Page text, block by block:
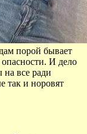
порой бывает
опасности. И дело
на все ради
так и норовят